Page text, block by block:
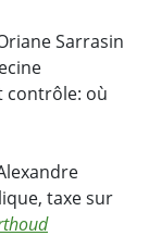
Sarrasin
contrôle: où
taxe sur